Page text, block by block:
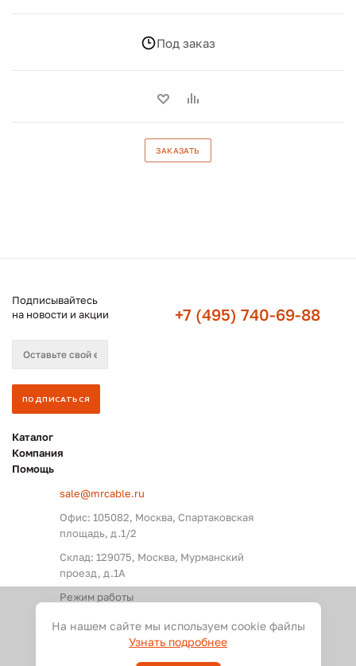
Под заказ
ЗАКАЗАТЬ
Подписывайтесь
на новости и акции
+7 (495) 740-69-88
Каталог
Компания
Помощь
sale@mrcable.ru
Офис: 105082, Москва, Спартаковская
площадь, д.1/2
Склад: 129075, Москва, Мурманский
проезд, д.1А
Режим работы
На нашем сайте мы используем cookie файлы
Узнать подробнее